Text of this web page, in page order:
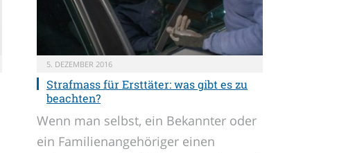
5. DEZEMBER 2016
Strafmass für Ersttäter: was gibt es zu
beachten?
Wenn man selbst, ein Bekannter oder
ein Familienangehöriger einen